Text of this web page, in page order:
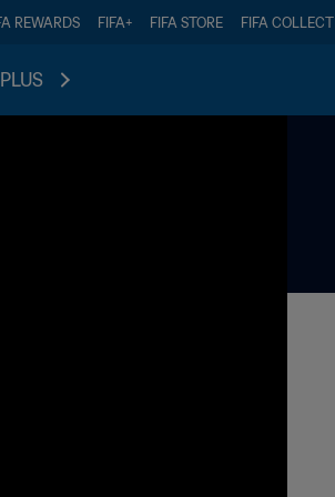
REWARDS FIFA+ FIFA STORE FIFA COLLECT
PLUS